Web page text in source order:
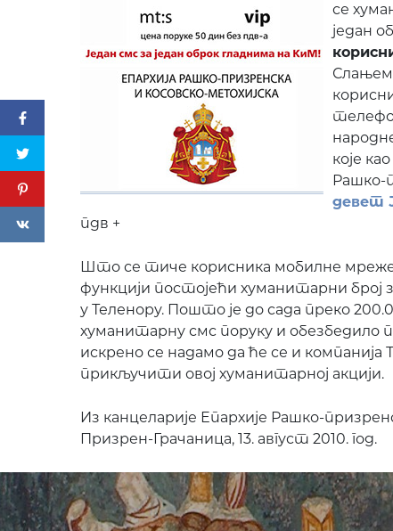
се
један
Слањем
које
Рашко-
девет
пдв +
Што се тиче корисника мобилне мреже
функцији постојећи хуманитарни број
у Теленору. Пошто је до сада преко
хуманитарну смс поруку и обезбедило
искрено се надамо да ће се и компанија
прикључити овој хуманитарној акцији.
Из канцеларије Епархије Рашко-
Призрен-Грачаница, 13. август 2010. год.